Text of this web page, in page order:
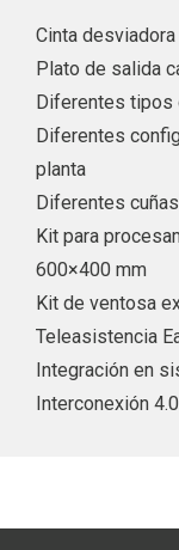
Cinta
Plato de salida
Diferentes tipos
Diferentes
planta
Diferentes
Kit para
600×400 mm
Kit de ventosa
Teleasistencia
Integración en
Interconexión 4.0